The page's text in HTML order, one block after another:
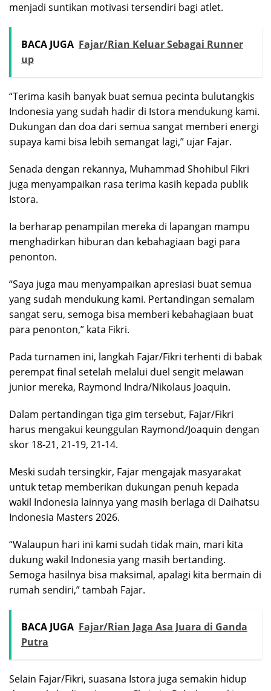
menjadi suntikan motivasi tersendiri bagi atlet.
BACA JUGA Fajar/Rian Keluar Sebagai Runner
up
“Terima kasih banyak buat semua pecinta bulutangkis
Indonesia yang sudah hadir di Istora mendukung kami.
Dukungan dan doa dari semua sangat memberi energi
supaya kami bisa lebih semangat lagi,” ujar Fajar.
Senada dengan rekannya, Muhammad Shohibul Fikri
juga menyampaikan rasa terima kasih kepada publik
Istora.
Ia berharap penampilan mereka di lapangan mampu
menghadirkan hiburan dan kebahagiaan bagi para
penonton.
“Saya juga mau menyampaikan apresiasi buat semua
yang sudah mendukung kami. Pertandingan semalam
sangat seru, semoga bisa memberi kebahagiaan buat
para penonton,” kata Fikri.
Pada turnamen ini, langkah Fajar/Fikri terhenti di babak
perempat final setelah melalui duel sengit melawan
junior mereka, Raymond Indra/Nikolaus Joaquin.
Dalam pertandingan tiga gim tersebut, Fajar/Fikri
harus mengakui keunggulan Raymond/Joaquin dengan
skor 18-21, 21-19, 21-14.
Meski sudah tersingkir, Fajar mengajak masyarakat
untuk tetap memberikan dukungan penuh kepada
wakil Indonesia lainnya yang masih berlaga di Daihatsu
Indonesia Masters 2026.
“Walaupun hari ini kami sudah tidak main, mari kita
dukung wakil Indonesia yang masih bertanding.
Semoga hasilnya bisa maksimal, apalagi kita bermain di
rumah sendiri,” tambah Fajar.
BACA JUGA Fajar/Rian Jaga Asa Juara di Ganda
Putra
Selain Fajar/Fikri, suasana Istora juga semakin hidup